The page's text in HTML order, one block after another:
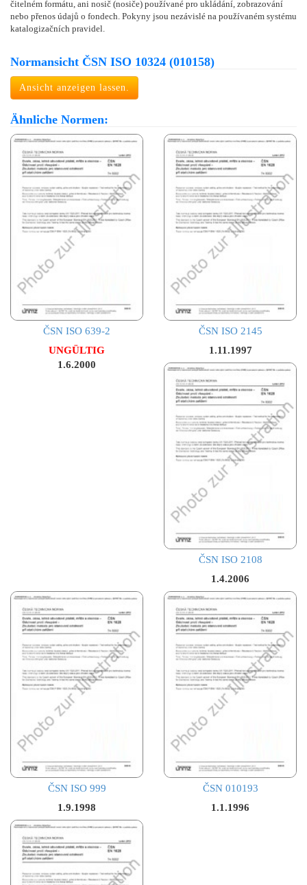
čitelném formátu, ani nosič (nosiče) používané pro ukládání, zobrazování
nebo přenos údajů o fondech. Pokyny jsou nezávislé na používaném systému
katalogizačních pravidel.
Normansicht ČSN ISO 10324 (010158)
Ansicht anzeigen lassen.
Ähnliche Normen:
ČSN ISO 639-2
UNGÜLTIG
1.6.2000
ČSN ISO 2145
1.11.1997
ČSN ISO 2108
1.4.2006
ČSN ISO 999
1.9.1998
ČSN 010193
1.1.1996